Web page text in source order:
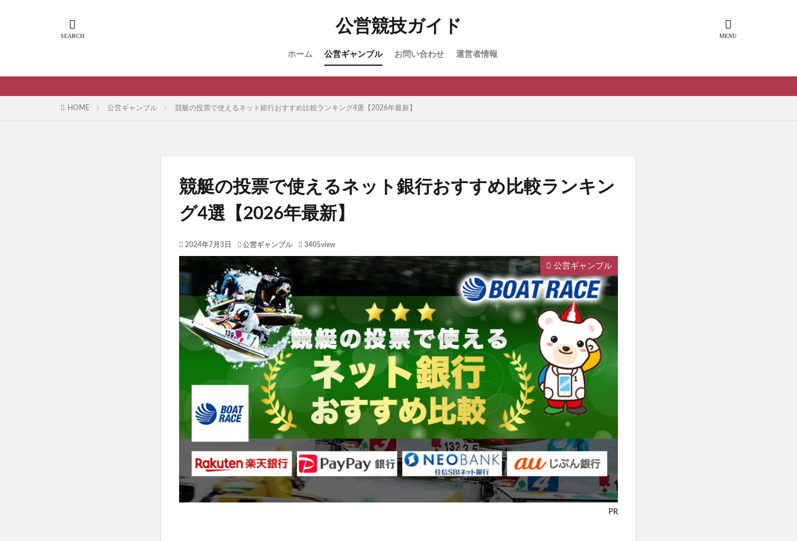
公営競技ガイド
ホーム 公営ギャンブル お問い合わせ 運営者情報
HOME 公営ギャンブル 競艇の投票で使えるネット銀行おすすめ比較ランキング4選【2026年最新】
競艇の投票で使えるネット銀行おすすめ比較ランキン
グ4選【2026年最新】
2024年7月3日 公営ギャンブル 3405view
公営ギャンブル
PR